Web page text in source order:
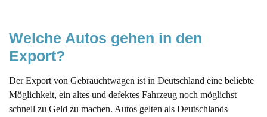
Welche Autos gehen in den
Export?
Der Export von Gebrauchtwagen ist in Deutschland eine beliebte
Möglichkeit, ein altes und defektes Fahrzeug noch möglichst
schnell zu Geld zu machen. Autos gelten als Deutschlands